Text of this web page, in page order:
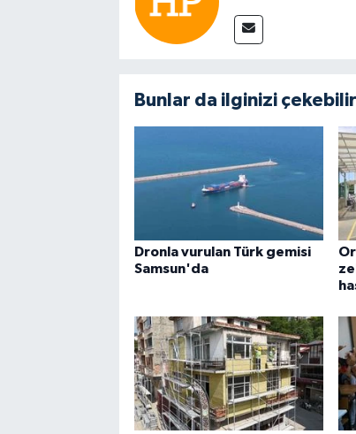
Bunlar da ilginizi çekebilir
Dronla vurulan Türk gemisi
Samsun'da